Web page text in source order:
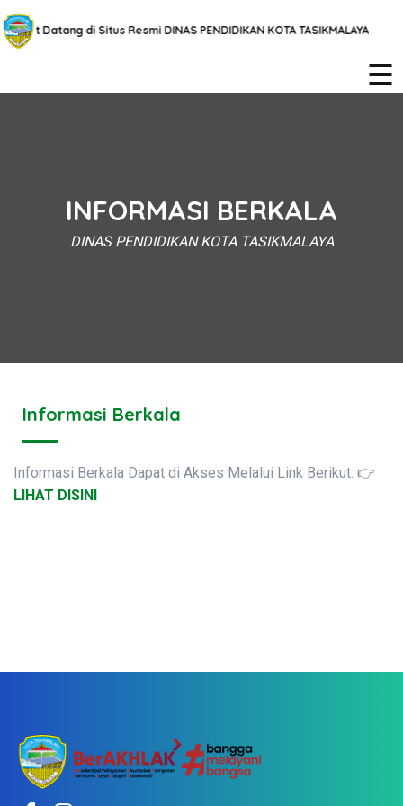
Datang di Situs Resmi DINAS PENDIDIKAN KOTA TASIKMALAYA
INFORMASI BERKALA
DINAS PENDIDIKAN KOTA TASIKMALAYA
Informasi Berkala
Informasi Berkala Dapat di Akses Melalui Link Berikut: 👉
LIHAT DISINI